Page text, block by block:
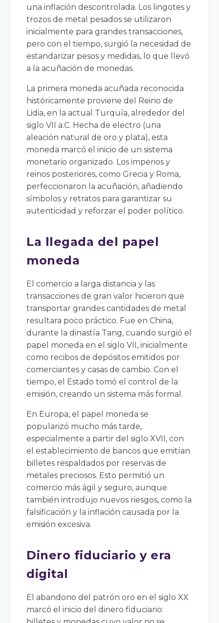
una inflación descontrolada. Los lingotes y
trozos de metal pesados se utilizaron
inicialmente para grandes transacciones,
pero con el tiempo, surgió la necesidad de
estandarizar pesos y medidas, lo que llevó
a la acuñación de monedas.
La primera moneda acuñada reconocida
históricamente proviene del Reino de
Lidia, en la actual Turquía, alrededor del
siglo VII a.C. Hecha de electro (una
aleación natural de oro y plata), esta
moneda marcó el inicio de un sistema
monetario organizado. Los imperios y
reinos posteriores, como Grecia y Roma,
perfeccionaron la acuñación, añadiendo
símbolos y retratos para garantizar su
autenticidad y reforzar el poder político.
La llegada del papel
moneda
El comercio a larga distancia y las
transacciones de gran valor hicieron que
transportar grandes cantidades de metal
resultara poco práctico. Fue en China,
durante la dinastía Tang, cuando surgió el
papel moneda en el siglo VII, inicialmente
como recibos de depósitos emitidos por
comerciantes y casas de cambio. Con el
tiempo, el Estado tomó el control de la
emisión, creando un sistema más formal.
En Europa, el papel moneda se
popularizó mucho más tarde,
especialmente a partir del siglo XVII, con
el establecimiento de bancos que emitían
billetes respaldados por reservas de
metales preciosos. Esto permitió un
comercio más ágil y seguro, aunque
también introdujo nuevos riesgos, como la
falsificación y la inflación causada por la
emisión excesiva.
Dinero fiduciario y era
digital
El abandono del patrón oro en el siglo XX
marcó el inicio del dinero fiduciario: